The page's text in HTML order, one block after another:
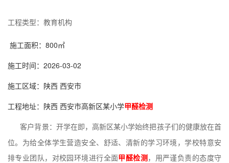
工程类型：教育机构
施工面积：800㎡
施工时间：2026-03-02
施工区域：陕西 西安市
工程地址：陕西 西安市高新区某小学甲醛检测
客户背景： 开学在即，高新区某小学始终把孩子们的健康放在首
位。为给全体学生营造安全、舒适、清新的学习环境，学校特意安
排专业团队，对校园环境进行全面甲醛检测，用严谨负责的态度守